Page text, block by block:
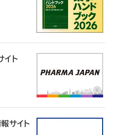
イト
サイト